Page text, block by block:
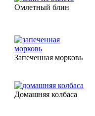
Омлетный блин
Запеченная морковь
Домашняя колбаса